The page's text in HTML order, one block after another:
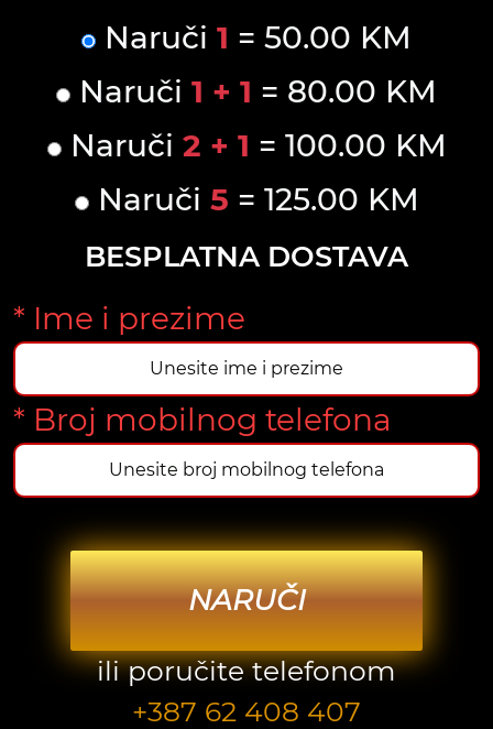
Naruči 1 = 50.00 KM
Naruči 1 + 1 = 80.00 KM
Naruči 2 + 1 = 100.00 KM
Naruči 5 = 125.00 KM
BESPLATNA DOSTAVA
* Ime i prezime
* Broj mobilnog telefona
NARUČI
ili poručite telefonom
+387 62 408 407